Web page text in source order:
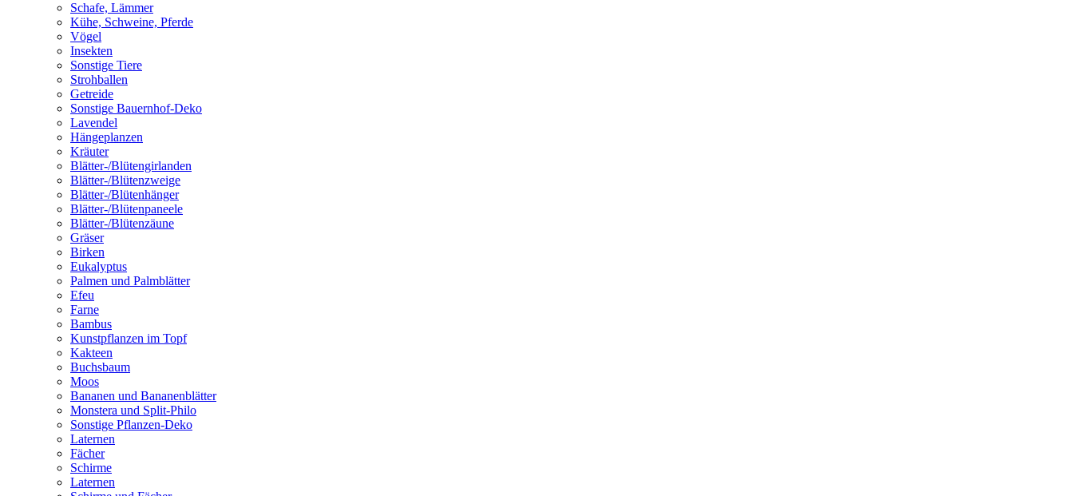
Schafe, Lämmer
Kühe, Schweine, Pferde
Vögel
Insekten
Sonstige Tiere
Strohballen
Getreide
Sonstige Bauernhof-Deko
Lavendel
Hängeplanzen
Kräuter
Blätter-/Blütengirlanden
Blätter-/Blütenzweige
Blätter-/Blütenhänger
Blätter-/Blütenpaneele
Blätter-/Blütenzäune
Gräser
Birken
Eukalyptus
Palmen und Palmblätter
Efeu
Farne
Bambus
Kunstpflanzen im Topf
Kakteen
Buchsbaum
Moos
Bananen und Bananenblätter
Monstera und Split-Philo
Sonstige Pflanzen-Deko
Laternen
Fächer
Schirme
Laternen